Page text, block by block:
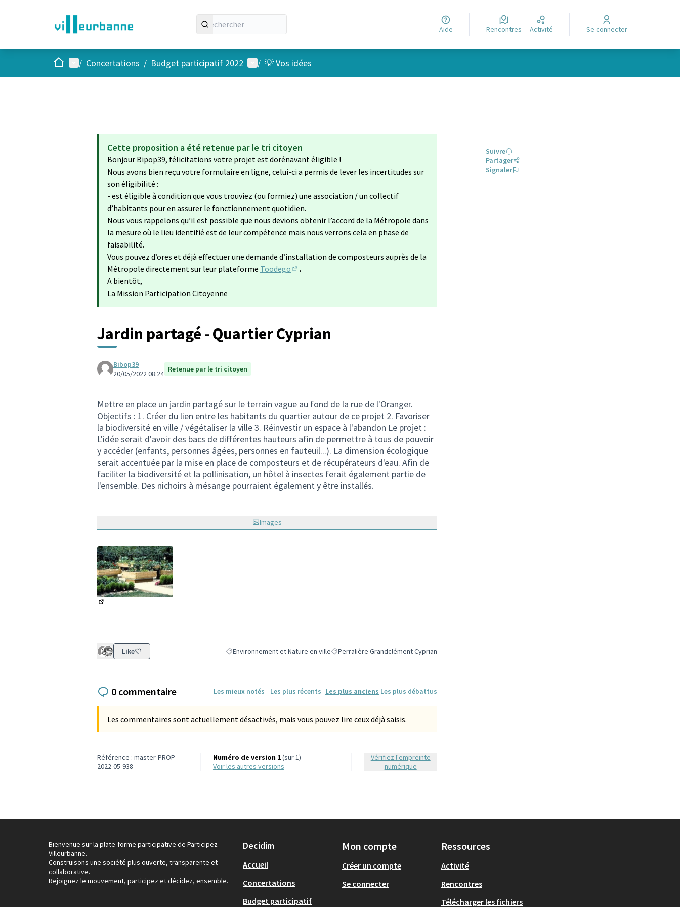
Aide Rencontres Activité Se connecter
AccueilMenu principal
/ Concertations / Budget participatif 2022 Menu utilisateur
/ 💡 Vos idées
Cette proposition a été retenue par le tri citoyen
Bonjour Bipop39, félicitations votre projet est dorénavant éligible !
Nous avons bien reçu votre formulaire en ligne, celui-ci a permis de lever les incertitudes sur
son éligibilité :
- est éligible à condition que vous trouviez (ou formiez) une association / un collectif
d’habitants pour en assurer le fonctionnement quotidien.
Nous vous rappelons qu’il est possible que nous devions obtenir l’accord de la Métropole dans
la mesure où le lieu identifié est de leur compétence mais nous verrons cela en phase de
faisabilité.
Vous pouvez d’ores et déjà effectuer une demande d’installation de composteurs auprès de la
Métropole directement sur leur plateforme Toodego
.
A bientôt,
La Mission Participation Citoyenne
Jardin partagé - Quartier Cyprian
Bibop39
20/05/2022 08:24 Retenue par le tri citoyen
Mettre en place un jardin partagé sur le terrain vague au fond de la rue de l'Oranger.
Objectifs : 1. Créer du lien entre les habitants du quartier autour de ce projet 2. Favoriser
la biodiversité en ville / végétaliser la ville 3. Réinvestir un espace à l'abandon Le projet :
L'idée serait d'avoir des bacs de différentes hauteurs afin de permettre à tous de pouvoir
y accéder (enfants, personnes âgées, personnes en fauteuil...). La dimension écologique
serait accentuée par la mise en place de composteurs et de récupérateurs d'eau. Afin de
faciliter la biodiversité et la pollinisation, un hôtel à insectes ferait également partie de
l'ensemble. Des nichoirs à mésange pourraient également y être installés.
Images
Like Filtrer les résultats de la catégorie : Environnement et Nature en ville
Environnement et Nature en villeFiltrer les résultats pour le secteur : Perralière Grandclément Cyprian
Perralière Grandclément Cyprian
Suivre
Partager
Signaler
0 commentaire Les mieux notés Les plus récents Les plus anciens Les plus débattus
Les commentaires sont actuellement désactivés, mais vous pouvez lire ceux déjà saisis.
Référence : master-PROP-
2022-05-938
Numéro de version 1(sur 1)
voir les autres versions
Vérifiez l'empreinte
numérique
Bienvenue sur la plate-forme participative de Participez
Villeurbanne.
Construisons une société plus ouverte, transparente et
collaborative.
Rejoignez le mouvement, participez et décidez, ensemble.
Decidim
Accueil
Concertations
Budget participatif
Mon compte
Créer un compte
Se connecter
Ressources
Activité
Rencontres
Télécharger les fichiers